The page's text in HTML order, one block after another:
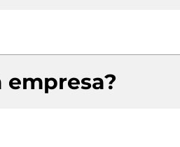
empresa?